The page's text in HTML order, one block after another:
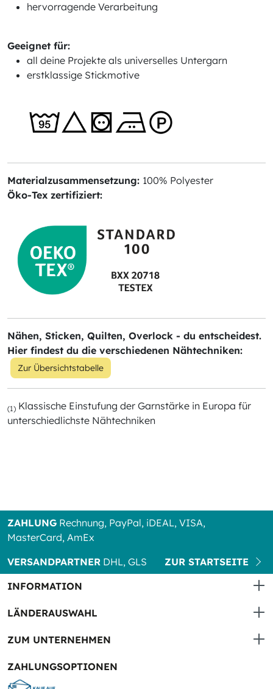
hervorragende Verarbeitung
Geeignet für:
all deine Projekte als universelles Untergarn
erstklassige Stickmotive
Materialzusammensetzung: 100% Polyester
Öko-Tex zertifiziert:
Nähen, Sticken, Quilten, Overlock - du entscheidest.
Hier findest du die verschiedenen Nähtechniken:
Zur Übersichtstabelle
(1) Klassische Einstufung der Garnstärke in Europa für
unterschiedlichste Nähtechniken
ZAHLUNG Rechnung, PayPal, iDEAL, VISA,
MasterCard, AmEx
VERSANDPARTNER DHL, GLS
ZUR STARTSEITE
INFORMATION
LÄNDERAUSWAHL
ZUM UNTERNEHMEN
ZAHLUNGSOPTIONEN